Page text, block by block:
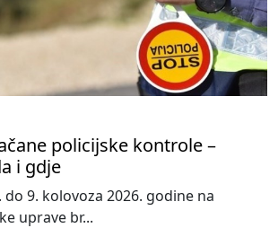
policijske kontrole –
i gdje
do 9. kolovoza 2026. godine na
uprave br...